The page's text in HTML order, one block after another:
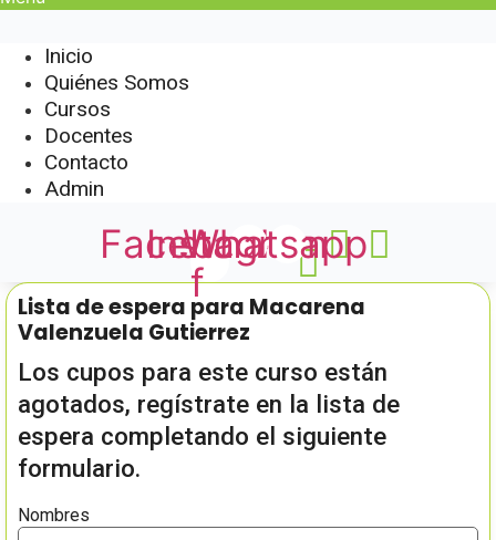
Inicio
Quiénes Somos
Cursos
Docentes
Contacto
Admin
Facebook-
f
Instagram
Whatsapp
Lista de espera para Macarena
Valenzuela Gutierrez
Los cupos para este curso están
agotados, regístrate en la lista de
espera completando el siguiente
formulario.
Nombres